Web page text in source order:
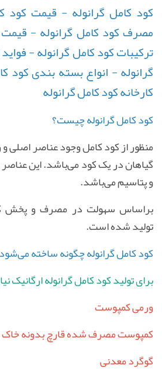
کود کامل گرانوله - قیمت کود
مصرف کود کامل گرانوله -
ترکیبات کود کامل گرانوله -
گرانوله - انواع بسته بندی کود
کارخانه کود کامل گرانوله
کود کامل گرانوله چیست؟
منظور از کود کامل وجود عناصر اصلی
گیاهان در یک کود می‌باشد. این
و پتاسیم می‌باشد.
براساس سهولت در مصرف و پخش
تولید شده است.
کود کامل گرانوله چگونه ساخته
برای تولید کود کامل گرانوله ارگانیک
ورمی کمپوست
کمپوست مصرف شده قارچ بدونه خاک
گوگرد معدنی